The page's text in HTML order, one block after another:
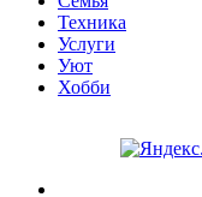
Техника
Услуги
Уют
Хобби